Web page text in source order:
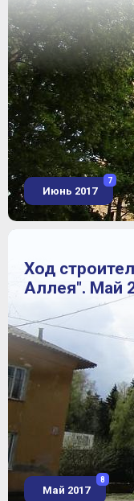
Июнь 2017
7
Ход
Аллея". Май
Май 2017
8